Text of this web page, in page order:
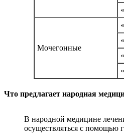
Мочегонные
Что предлагает народная
В народной медицине
осуществляться с помощью